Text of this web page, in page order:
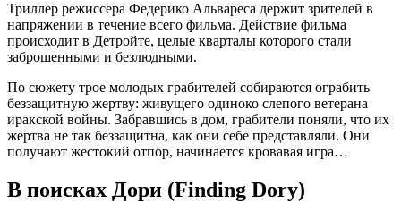
Триллер режиссера Федерико Альвареса держит зрителей в
напряжении в течение всего фильма. Действие фильма
происходит в Детройте, целые кварталы которого стали
заброшенными и безлюдными.
По сюжету трое молодых грабителей собираются ограбить
беззащитную жертву: живущего одиноко слепого ветерана
иракской войны. Забравшись в дом, грабители поняли, что их
жертва не так беззащитна, как они себе представляли. Они
получают жестокий отпор, начинается кровавая игра…
В поисках Дори (Finding Dory)